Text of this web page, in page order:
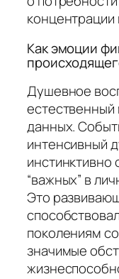
Как эмоции
Душевное
данных.
интенсивный
“важных” в
Это
поколениям
значимые